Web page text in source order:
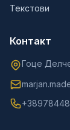
Текстови
Контакт
Гоце